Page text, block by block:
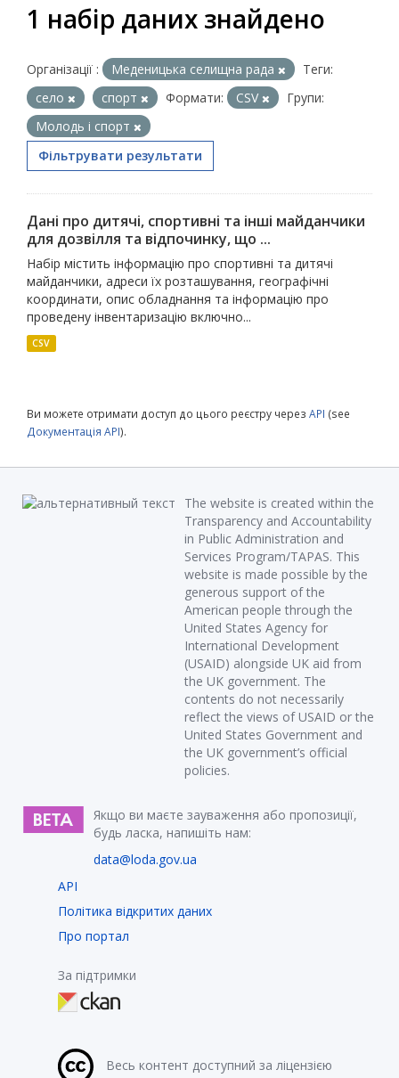
1 набір даних знайдено
Організації : Меденицька селищна рада
Теги:
село
спорт Формати: CSV
Групи:
Молодь i спорт
Фільтрувати результати
Дані про дитячі, спортивні та інші майданчики
для дозвілля та відпочинку, що ...
Набір містить інформацію про спортивні та дитячі
майданчики, адреси їх розташування, географічні
координати, опис обладнання та інформацію про
проведену інвентаризацію включно...
CSV
Ви можете отримати доступ до цього реєстру через API (see
Документація API).
The website is created within the
Transparency and Accountability
in Public Administration and
Services Program/TAPAS. This
website is made possible by the
generous support of the
American people through the
United States Agency for
International Development
(USAID) alongside UK aid from
the UK government. The
contents do not necessarily
reflect the views of USAID or the
United States Government and
the UK government’s official
policies.
Якщо ви маєте зауваження або пропозиції,
будь ласка, напишіть нам:
data@loda.gov.ua
API
Політика відкритих даних
Про портал
За підтримки
Весь контент доступний за ліцензією